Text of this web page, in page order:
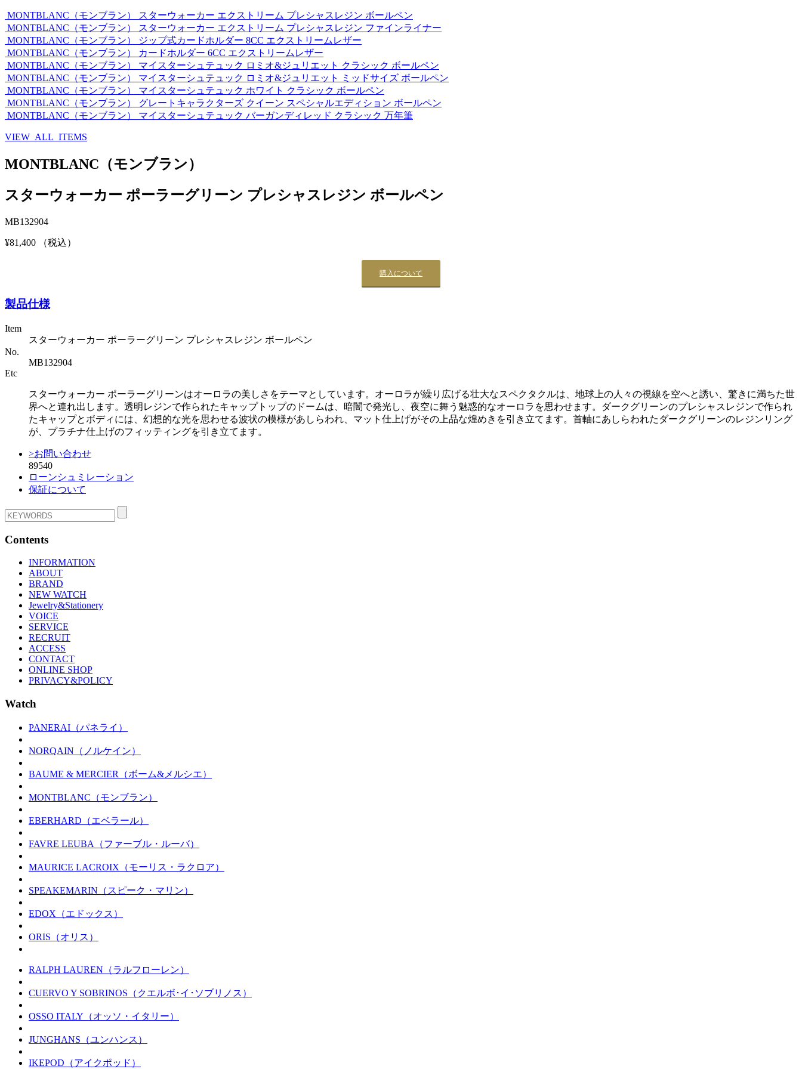
MONTBLANC（モンブラン）
スターウォーカー エクストリーム プレシャスレジン ボールペン
MONTBLANC（モンブラン）
スターウォーカー エクストリーム プレシャスレジン ファインライナー
MONTBLANC（モンブラン）
ジップ式カードホルダー 8CC エクストリームレザー
MONTBLANC（モンブラン）
カードホルダー 6CC エクストリームレザー
MONTBLANC（モンブラン）
マイスターシュテュック ロミオ&ジュリエット クラシック ボールペン
MONTBLANC（モンブラン）
マイスターシュテュック ロミオ&ジュリエット ミッドサイズ ボールペン
MONTBLANC（モンブラン）
マイスターシュテュック ホワイト クラシック ボールペン
MONTBLANC（モンブラン）
グレートキャラクターズ クイーン スペシャルエディション ボールペン
MONTBLANC（モンブラン）
マイスターシュテュック バーガンディレッド クラシック 万年筆
VIEW ALL ITEMS
MONTBLANC（モンブラン）
スターウォーカー ポーラーグリーン プレシャスレジン ボールペン
MB132904
¥81,400 （税込）
購入について
製品仕様
Item
スターウォーカー ポーラーグリーン プレシャスレジン ボールペン
No.
MB132904
Etc
スターウォーカー ポーラーグリーンはオーロラの美しさをテーマとしています。オーロラが繰り広げる壮大なスペクタクルは、地球上の人々の視線を空へと誘い、驚きに満ちた世
界へと連れ出します。透明レジンで作られたキャップトップのドームは、暗闇で発光し、夜空に舞う魅惑的なオーロラを思わせます。ダークグリーンのプレシャスレジンで作られ
たキャップとボディには、幻想的な光を思わせる波状の模様があしらわれ、マット仕上げがその上品な煌めきを引き立てます。首軸にあしらわれたダークグリーンのレジンリング
が、プラチナ仕上げのフィッティングを引き立てます。
>お問い合わせ
89540
ローンシュミレーション
保証について
Contents
INFORMATION
ABOUT
BRAND
NEW WATCH
Jewelry&Stationery
VOICE
SERVICE
RECRUIT
ACCESS
CONTACT
ONLINE SHOP
PRIVACY&POLICY
Watch
PANERAI（パネライ）
NORQAIN（ノルケイン）
BAUME & MERCIER（ボーム&メルシエ）
MONTBLANC（モンブラン）
EBERHARD（エベラール）
FAVRE LEUBA（ファーブル・ルーバ）
MAURICE LACROIX（モーリス・ラクロア）
SPEAKEMARIN（スピーク・マリン）
EDOX（エドックス）
ORIS（オリス）
RALPH LAUREN（ラルフローレン）
CUERVO Y SOBRINOS（クエルボ･イ･ソブリノス）
OSSO ITALY（オッソ・イタリー）
JUNGHANS（ユンハンス）
IKEPOD（アイクポッド）